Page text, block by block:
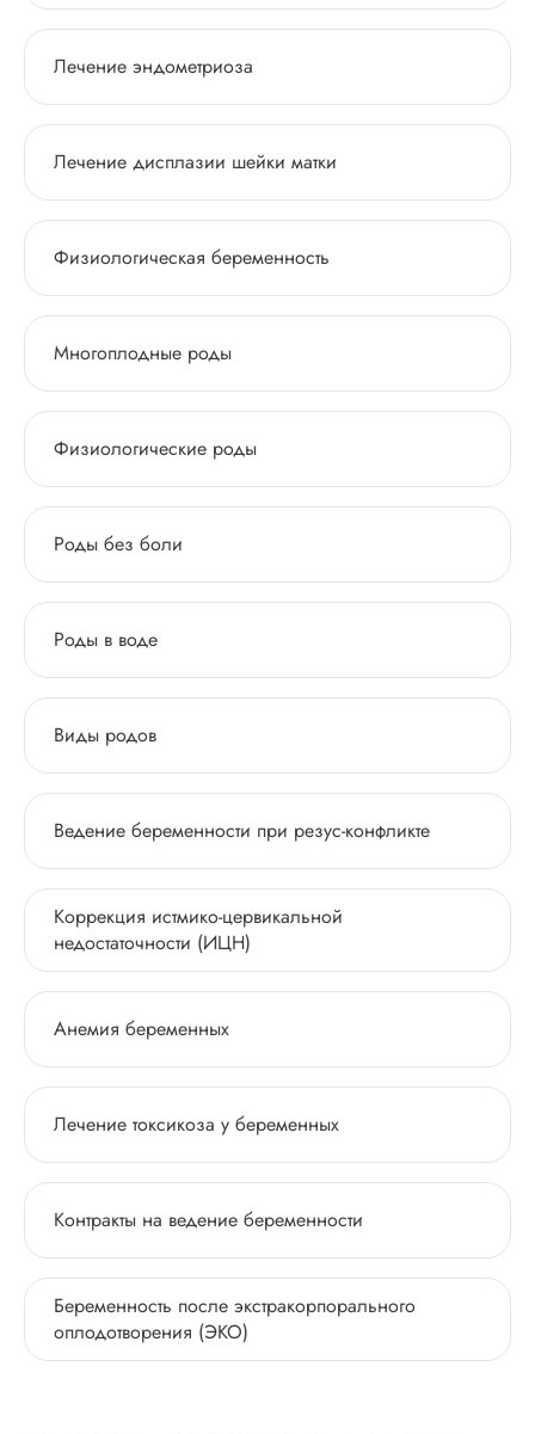
Лечение эндометриоза
Лечение дисплазии шейки матки
Физиологическая беременность
Многоплодные роды
Физиологические роды
Роды без боли
Роды в воде
Виды родов
Ведение беременности при резус-конфликте
Коррекция истмико-цервикальной
недостаточности (ИЦН)
Анемия беременных
Лечение токсикоза у беременных
Контракты на ведение беременности
Беременность после экстракорпорального
оплодотворения (ЭКО)